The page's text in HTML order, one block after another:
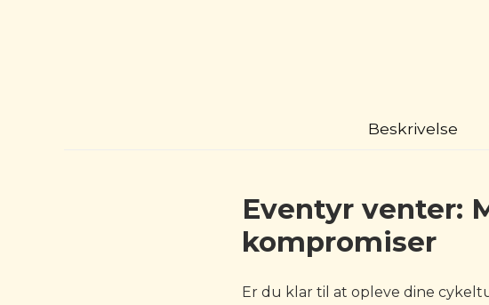
Beskrivelse
Eventyr venter:
kompromiser
Er du klar til at opleve dine